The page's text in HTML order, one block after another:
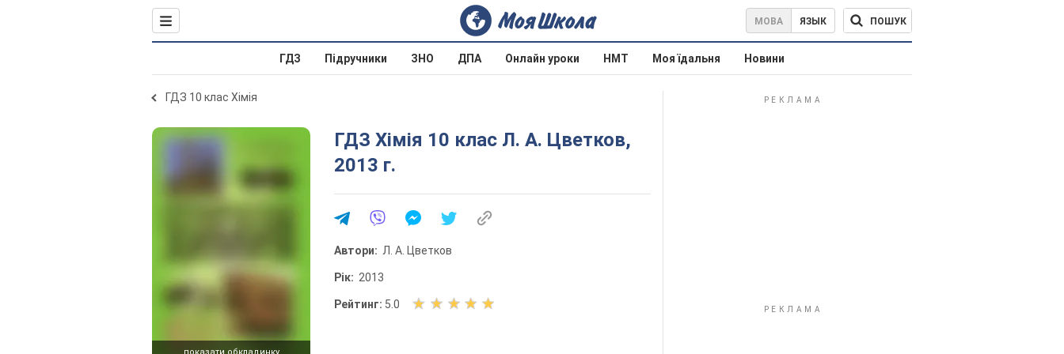
МОВА ЯЗЫК ПОШУК
ГДЗ Підручники ЗНО ДПА Онлайн уроки НМТ Моя їдальня Новини
ГДЗ 10 клас Хімія
ГДЗ Хімія 10 клас Л. А. Цветков,
2013 г.
Автори: Л. А. Цветков
Рік: 2013
Рейтинг: 5.0
О